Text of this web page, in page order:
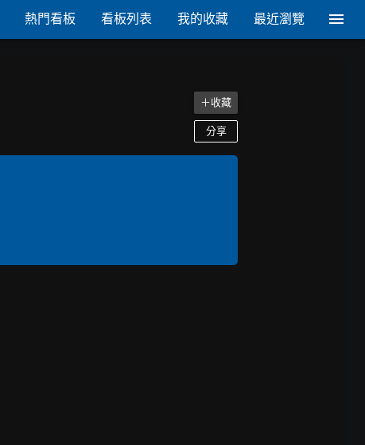
熱門看板 看板列表 我的收藏 最近瀏覽
＋收藏
分享